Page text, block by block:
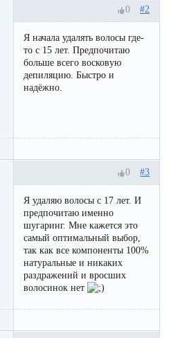
#2
0
Я начала удалять волосы где-
то с 15 лет. Предпочитаю
больше всего восковую
депиляцию. Быстро и
надёжно.
#3
0
Я удаляю волосы с 17 лет. И
предпочитаю именно
шугаринг. Мне кажется это
самый оптимальный выбор,
так как все компоненты 100%
натуральные и никаких
раздражений и вросших
волосинок нет